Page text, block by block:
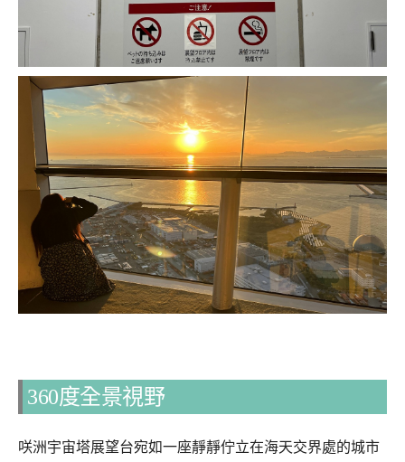
360度全景視野
咲洲宇宙塔展望台宛如一座靜靜佇立在海天交界處的城市